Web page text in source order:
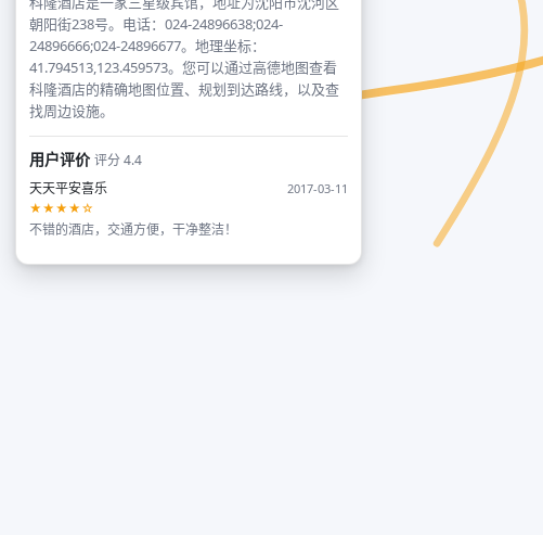
朝阳街238号。电话：024-24896638;024-
24896666;024-24896677。地理坐标：
41.794513,123.459573。您可以通过高德地图查看
科隆酒店的精确地图位置、规划到达路线，以及查
找周边设施。
用户评价评分 4.4
天天平安喜乐
2017-03-11
★★★★☆
不错的酒店，交通方便，干净整洁！